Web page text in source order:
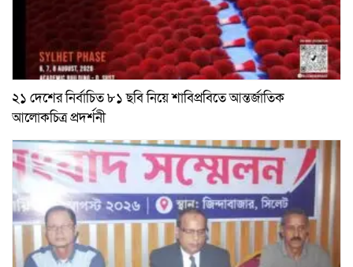
২১ দেশের নির্বাচিত ৮১ ছবি নিয়ে শাবিপ্রবিতে আন্তর্জাতিক
আলোকচিত্র প্রদর্শনী